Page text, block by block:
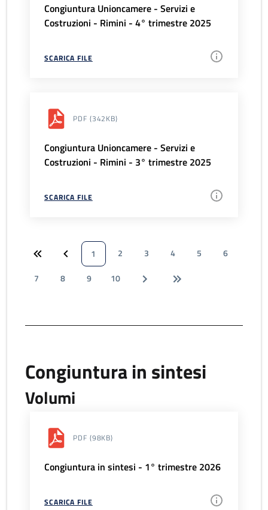
Congiuntura Unioncamere - Servizi e
Costruzioni - Rimini - 4° trimestre 2025
SCARICA FILE
PDF (342KB)
Congiuntura Unioncamere - Servizi e
Costruzioni - Rimini - 3° trimestre 2025
SCARICA FILE
1 2 3 4 5
6
7
8 9 10
Congiuntura in sintesi
Volumi
PDF (98KB)
Congiuntura in sintesi - 1° trimestre 2026
SCARICA FILE